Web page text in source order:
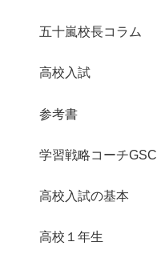
五十嵐校長コラム
高校入試
参考書
学習戦略コーチGSC
高校入試の基本
高校１年生